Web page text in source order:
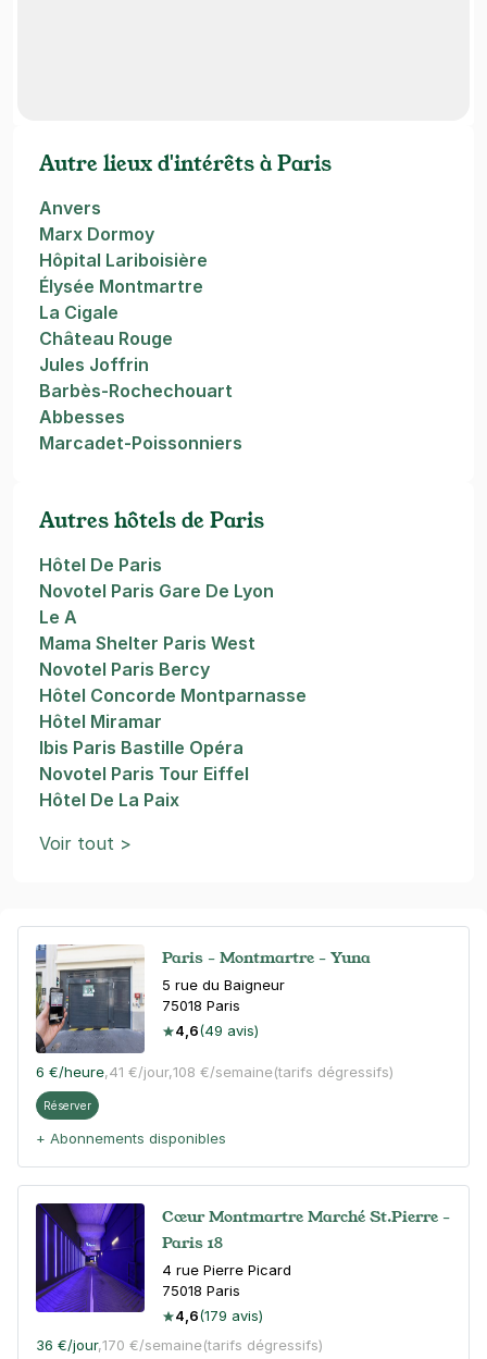
Paris - Montmartre - Yuna
5 rue du Baigneur
75018 Paris
4,6(49 avis)
6 €/heure,41 €/jour,108 €/semaine(tarifs dégressifs)
Réserver
+ Abonnements disponibles
Cœur Montmartre Marché St.Pierre -
Paris 18
4 rue Pierre Picard
75018 Paris
4,6(179 avis)
36 €/jour,170 €/semaine(tarifs dégressifs)
Autre lieux d'intérêts à Paris
Anvers
Marx Dormoy
Hôpital Lariboisière
Élysée Montmartre
La Cigale
Château Rouge
Jules Joffrin
Barbès-Rochechouart
Abbesses
Marcadet-Poissonniers
Autres hôtels de Paris
Hôtel De Paris
Novotel Paris Gare De Lyon
Le A
Mama Shelter Paris West
Novotel Paris Bercy
Hôtel Concorde Montparnasse
Hôtel Miramar
Ibis Paris Bastille Opéra
Novotel Paris Tour Eiffel
Hôtel De La Paix
Voir tout >